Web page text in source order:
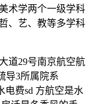
术学两个一级学科
、艺、教等多学科
29号南京航空航
导3所属院系
电费sd 方航空是水